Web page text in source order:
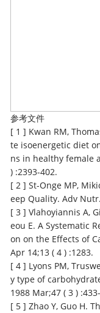
参考文件
[ 1 ] Kwan RM,
te isoenergetic diet
ns in healthy female
) :2393-402.
[ 2 ] St-Onge MP,
eep Quality. Adv
[ 3 ] Vlahoyiannis A,
eou E. A Systematic
on on the Effects of
Apr 14;13 ( 4 ) :1283.
[ 4 ] Lyons PM,
y type of
1988 Mar;47 ( 3 )
[ 5 ] Zhao Y, Guo H.